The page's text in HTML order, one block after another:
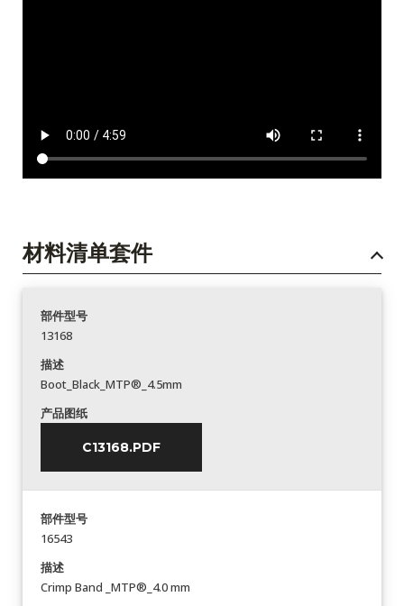
材料清单套件
部件型号
13168
描述
Boot_Black_MTP®_4.5mm
产品图纸
C13168.PDF
部件型号
16543
描述
Crimp Band _MTP®_4.0 mm